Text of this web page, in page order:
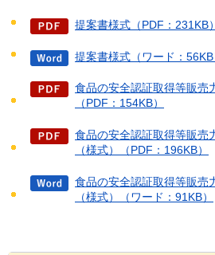
提案書様式（PDF：231KB）
提案書様式（ワード：56KB
食品の安全認証取得等販売
（PDF：154KB）
食品の安全認証取得等販売
（様式）（PDF：196KB）
食品の安全認証取得等販売
（様式）（ワード：91KB）